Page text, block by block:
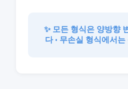
✨ 모든 형식은 양방향
다 • 무손실 형식에서